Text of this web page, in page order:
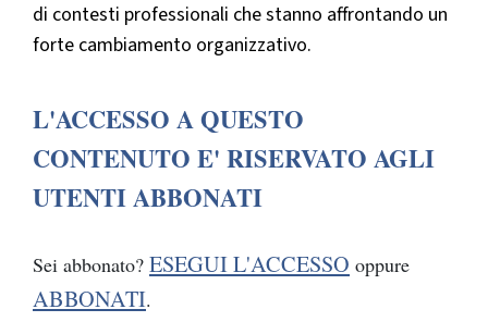
di contesti professionali che stanno affrontando un
forte cambiamento organizzativo.
L'ACCESSO A QUESTO
CONTENUTO E' RISERVATO AGLI
UTENTI ABBONATI
Sei abbonato? ESEGUI L'ACCESSO oppure
ABBONATI.